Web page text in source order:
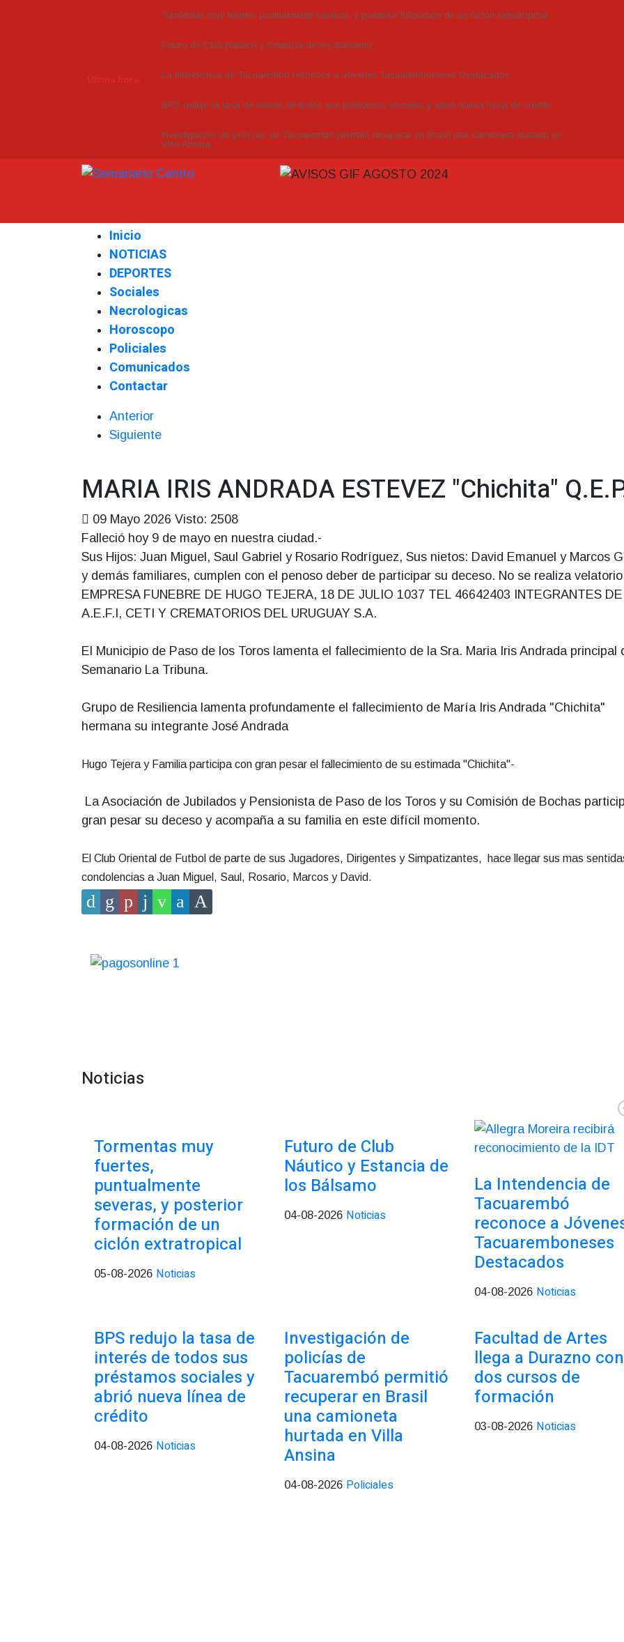
Tormentas muy fuertes, puntualmente severas, y posterior formación de un ciclón extratropical
Futuro de Club Náutico y Estancia de los Bálsamo
La Intendencia de Tacuarembó reconoce a Jóvenes Tacuaremboneses Destacados
BPS redujo la tasa de interés de todos sus préstamos sociales y abrió nueva línea de crédito
Investigación de policías de Tacuarembó permitió recuperar en Brasil una camioneta hurtada en
Villa Ansina
Inicio
NOTICIAS
DEPORTES
Sociales
Necrologicas
Horoscopo
Policiales
Comunicados
Contactar
Anterior
Siguiente
MARIA IRIS ANDRADA ESTEVEZ "Chichita"
09 Mayo 2026 Visto: 2508
Falleció hoy 9 de mayo en nuestra ciudad.-
Sus Hijos: Juan Miguel, Saul Gabriel y Rosario Rodríguez, Sus nietos: David Emanuel y Marcos
y demás familiares, cumplen con el penoso deber de participar su deceso. No se realiza
EMPRESA FUNEBRE DE HUGO TEJERA, 18 DE JULIO 1037 TEL 46642403 INTEGRANTES DE
A.E.F.I, CETI Y CREMATORIOS DEL URUGUAY S.A.
El Municipio de Paso de los Toros lamenta el fallecimiento de la Sra. Maria Iris Andrada principal
Semanario La Tribuna.
Grupo de Resiliencia lamenta profundamente el fallecimiento de María Iris Andrada "Chichita"
hermana su integrante José Andrada
Hugo Tejera y Familia participa con gran pesar el fallecimiento de su estimada "Chichita"-
La Asociación de Jubilados y Pensionista de Paso de los Toros y su Comisión de Bochas
gran pesar su deceso y acompaña a su familia en este difícil momento.
El Club Oriental de Futbol de parte de sus Jugadores, Dirigentes y Simpatizantes, hace llegar sus mas
condolencias a Juan Miguel, Saul, Rosario, Marcos y David.
Noticias
Tormentas muy
fuertes,
puntualmente
severas, y posterior
formación de un
ciclón extratropical
05-08-2026 Noticias
Futuro de Club
Náutico y Estancia de
los Bálsamo
04-08-2026 Noticias
La Intendencia de
Tacuarembó
reconoce a
Tacuaremboneses
Destacados
04-08-2026 Noticias
BPS redujo la tasa de
interés de todos sus
préstamos sociales y
abrió nueva línea de
crédito
04-08-2026 Noticias
Investigación de
policías de
Tacuarembó permitió
recuperar en Brasil
una camioneta
hurtada en Villa
Ansina
04-08-2026 Policiales
Facultad de Artes
llega a Durazno con
dos cursos de
formación
03-08-2026 Noticias